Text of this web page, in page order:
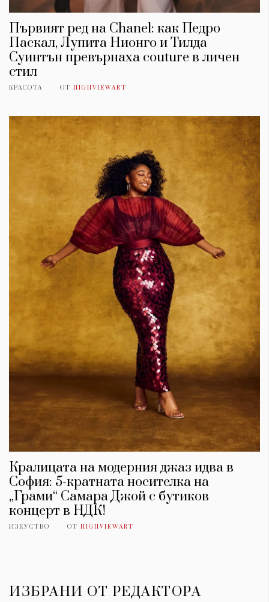
Първият ред на Chanel: как Педро
Паскал, Лупита Нионго и Тилда
Суинтън превърнаха couture в личен
стил
КРАСОТА ОТ HIGHVIEWART
Кралицата на модерния джаз идва в
София: 5-кратната носителка на
„Грами“ Самара Джой с бутиков
концерт в НДК!
ИЗКУСТВО ОТ HIGHVIEWART
ИЗБРАНИ ОТ РЕДАКТОРА